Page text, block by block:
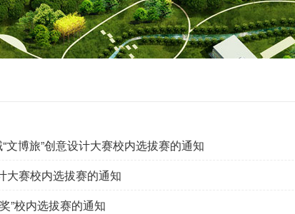
文博旅”创意设计大赛校内选拔赛的通知
大赛校内选拔赛的通知
”校内选拔赛的通知